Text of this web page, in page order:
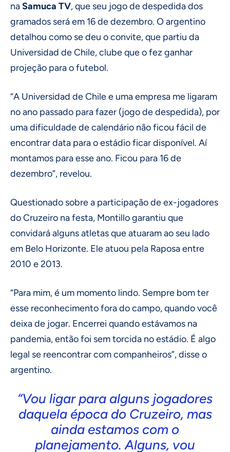
naSamuca TV, que seu jogo de despedida dos
gramados será em 16 de dezembro. O argentino
detalhou como se deu o convite, que partiu da
Universidad de Chile, clube que o fez ganhar
projeção para o futebol.
“A Universidad de Chile e uma empresa me ligaram
no ano passado para fazer (jogo de despedida), por
uma dificuldade de calendário não ficou fácil de
encontrar data para o estádio ficar disponível. Aí
montamos para esse ano. Ficou para 16 de
dezembro”, revelou.
Questionado sobre a participação de ex-jogadores
do Cruzeiro na festa, Montillo garantiu que
convidará alguns atletas que atuaram ao seu lado
em Belo Horizonte. Ele atuou pela Raposa entre
2010 e 2013.
“Para mim, é um momento lindo. Sempre bom ter
esse reconhecimento fora do campo, quando você
deixa de jogar. Encerrei quando estávamos na
pandemia, então foi sem torcida no estádio. É algo
legal se reencontrar com companheiros”, disse o
argentino.
“Vou ligar para alguns jogadores
daquela época do Cruzeiro, mas
ainda estamos com o
planejamento. Alguns, vou